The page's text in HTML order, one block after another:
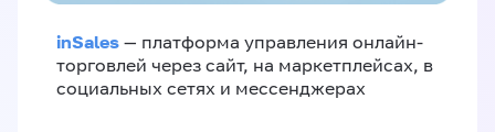
inSales — платформа управления онлайн-
торговлей через сайт, на маркетплейсах, в
социальных сетях и мессенджерах